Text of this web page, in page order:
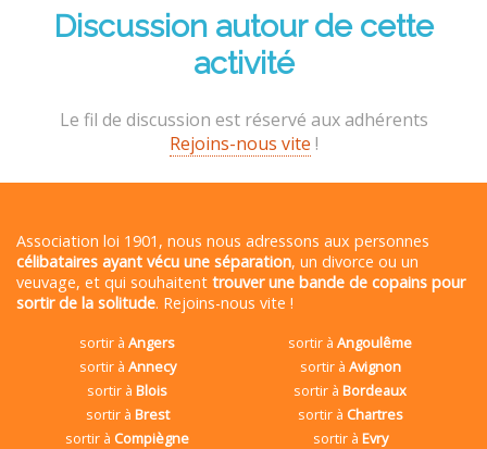
Discussion autour de cette
activité
Le fil de discussion est réservé aux adhérents
Rejoins-nous vite !
Association loi 1901, nous nous adressons aux personnes
célibataires ayant vécu une séparation, un divorce ou un
veuvage, et qui souhaitent trouver une bande de copains pour
sortir de la solitude. Rejoins-nous vite !
sortir àAngers sortir àAngoulême
sortir à Annecy sortir à Avignon
sortir àBlois sortir àBordeaux
sortir à Brest sortir à Chartres
sortir à Compiègne sortir à Evry